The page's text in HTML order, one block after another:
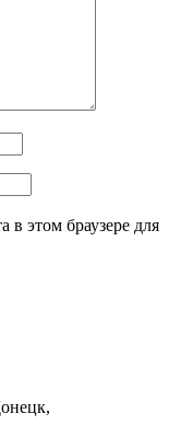
в этом браузере для